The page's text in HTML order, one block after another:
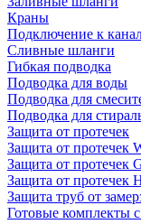
Краны
Подключение к
Сливные шланги
Гибкая подводка
Подводка для воды
Подводка для
Подводка для
Защита от протечек
Защита от протечек
Защита от протечек
Защита от протечек
Защита труб от
Готовые комплекты